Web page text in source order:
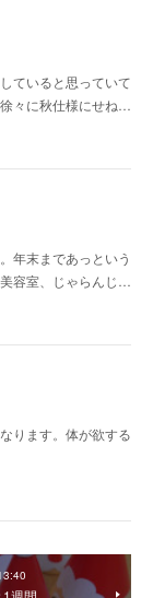
ていると思っていて
々に秋仕様にせね…
年末まであっという
容室、じゃらんじ…
ります。体が欲する